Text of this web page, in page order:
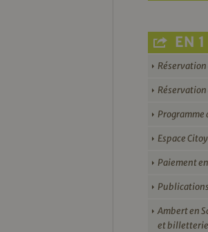
EN
Réservation
Réservation
Programme
Espace
Paiement
Publications
Ambert en
et